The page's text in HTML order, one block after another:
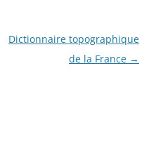
Dictionnaire topographique
de la France →